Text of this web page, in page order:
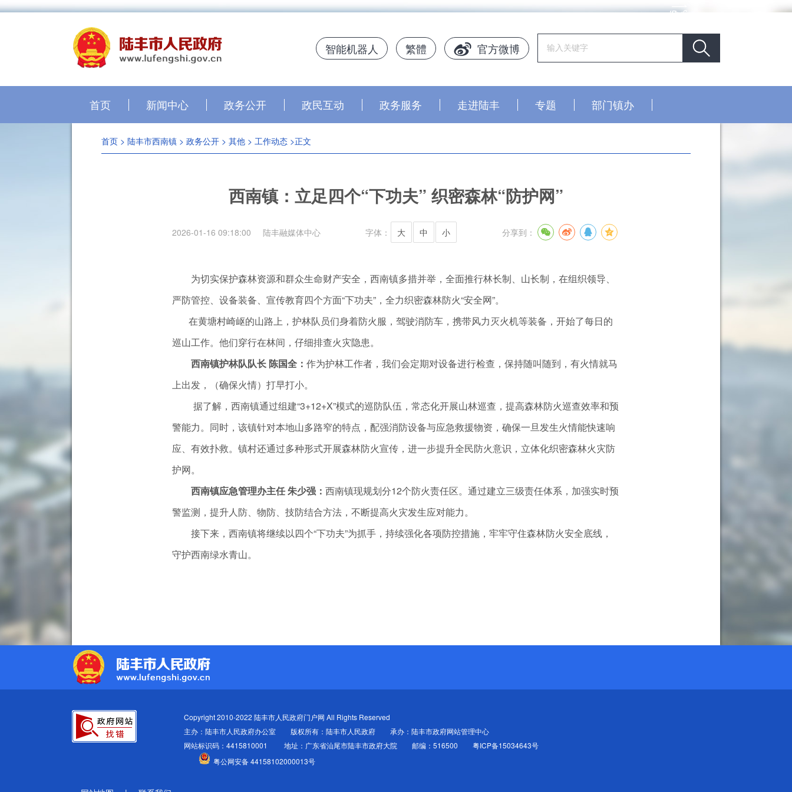
官方微博
繁體
智能机器人
首页 新闻中心 政务公开 政民互动 政务服务 走进陆丰 专题 部门镇办
首页 > 陆丰市西南镇 > 政务公开 > 其他 > 工作动态 >正文
西南镇：立足四个“下功夫” 织密森林“防护网”
分享到：
2026-01-16 09:18:00 陆丰融媒体中心 字体： 大 中 小
为切实保护森林资源和群众生命财产安全，西南镇多措并举，全面推行林长制、山长制，在组织领导、
严防管控、设备装备、宣传教育四个方面“下功夫”，全力织密森林防火“安全网”。
在黄塘村崎岖的山路上，护林队员们身着防火服，驾驶消防车，携带风力灭火机等装备，开始了每日的
巡山工作。他们穿行在林间，仔细排查火灾隐患。
西南镇护林队队长 陈国全： 作为护林工作者，我们会定期对设备进行检查，保持随叫随到，有火情就马
上出发，（确保火情）打早打小。
据了解，西南镇通过组建“3+12+X”模式的巡防队伍，常态化开展山林巡查，提高森林防火巡查效率和预
警能力。同时，该镇针对本地山多路窄的特点，配强消防设备与应急救援物资，确保一旦发生火情能快速响
应、有效扑救。镇村还通过多种形式开展森林防火宣传，进一步提升全民防火意识，立体化织密森林火灾防
护网。
西南镇应急管理办主任 朱少强： 西南镇现规划分12个防火责任区。通过建立三级责任体系，加强实时预
警监测，提升人防、物防、技防结合方法，不断提高火灾发生应对能力。
接下来，西南镇将继续以四个“下功夫”为抓手，持续强化各项防控措施，牢牢守住森林防火安全底线，
守护西南绿水青山。
Copyright 2010-2022 陆丰市人民政府门户网 All Rights Reserved
主办：陆丰市人民政府办公室
版权所有：陆丰市人民政府
承办：陆丰市政府网站管理中心
网站标识码：4415810001
地址：广东省汕尾市陆丰市政府大院 邮编：516500
粤ICP备15034643号
粤公网安备 44158102000013号